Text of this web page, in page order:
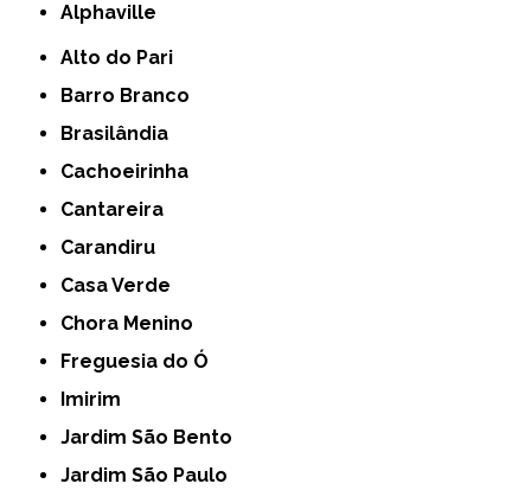
Alphaville
Alto do Pari
Barro Branco
Brasilândia
Cachoeirinha
Cantareira
Carandiru
Casa Verde
Chora Menino
Freguesia do Ó
Imirim
Jardim São Bento
Jardim São Paulo